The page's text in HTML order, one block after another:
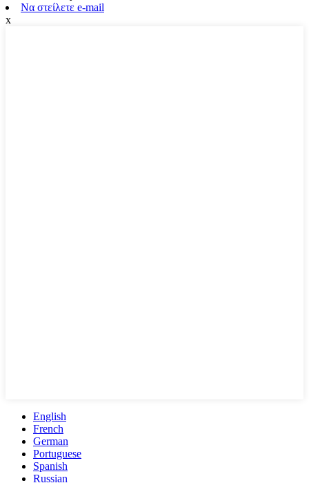
Να στείλετε e-mail
x
English
French
German
Portuguese
Spanish
Russian